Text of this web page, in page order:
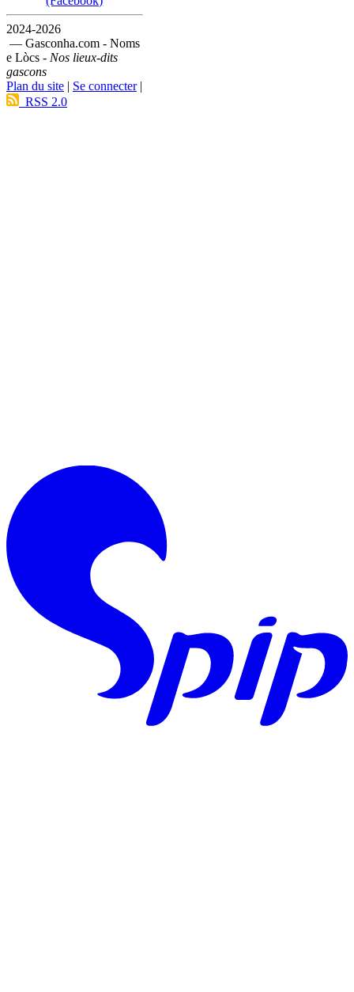
2024-2026
— Gasconha.com - Noms
e Lòcs - Nos lieux-dits
gascons
Plan du site | Se connecter|
RSS 2.0